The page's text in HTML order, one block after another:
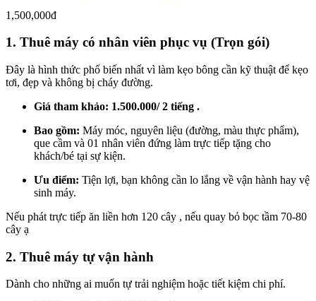
1,500,000đ
1. Thuê máy có nhân viên phục vụ (Trọn gói)
Đây là hình thức phổ biến nhất vì làm kẹo bông cần kỹ thuật để kẹo
tơi, đẹp và không bị cháy đường.
Giá tham khảo: 1.500.000/ 2 tiếng .
Bao gồm: Máy móc, nguyên liệu (đường, màu thực phẩm),
que cầm và 01 nhân viên đứng làm trực tiếp tặng cho
khách/bé tại sự kiện.
Ưu điểm: Tiện lợi, bạn không cần lo lắng về vận hành hay vệ
sinh máy.
Nếu phát trực tiếp ăn liền hơn 120 cây , nếu quay bỏ bọc tầm 70-80
cây ạ
2. Thuê máy tự vận hành
Dành cho những ai muốn tự trải nghiệm hoặc tiết kiệm chi phí.